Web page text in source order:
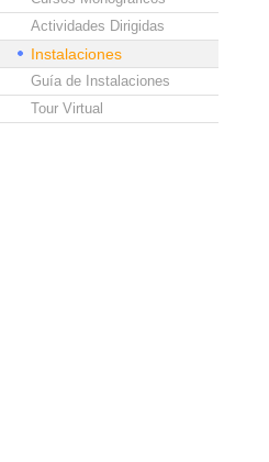
Actividades Dirigidas
Instalaciones
Guía de Instalaciones
Tour Virtual